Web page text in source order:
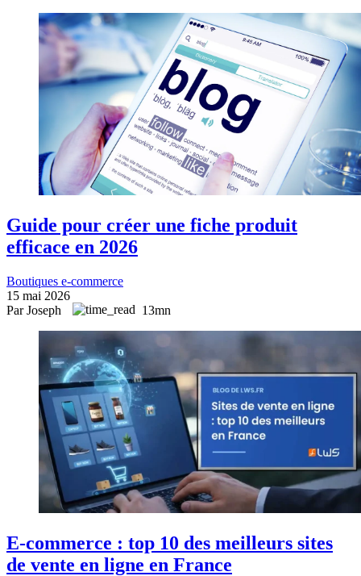
Guide pour créer une fiche produit
efficace en 2026
Boutiques e-commerce
15 mai 2026
Par Joseph
13mn
E-commerce : top 10 des meilleurs sites
de vente en ligne en France